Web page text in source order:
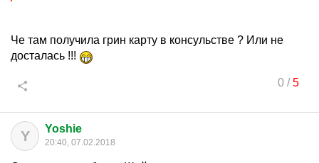
Че там получила грин карту в консульстве ? Или не
досталась !!!
0/5
Y Yoshie
20:40, 07.02.2018